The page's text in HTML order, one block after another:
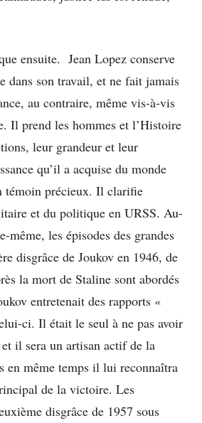
ensuite. Jean Lopez conserve
dans son travail, et ne fait jamais
au contraire, même vis-à-vis
Il prend les hommes et l’Histoire
leur grandeur et leur
qu’il a acquise du monde
témoin précieux. Il clarifie
et du politique en URSS. Au-
même, les épisodes des grandes
disgrâce de Joukov en 1946, de
la mort de Staline sont abordés
entretenait des rapports «
ci. Il était le seul à ne pas avoir
et il sera un artisan actif de la
en même temps il lui reconnaîtra
de la victoire. Les
disgrâce de 1957 sous